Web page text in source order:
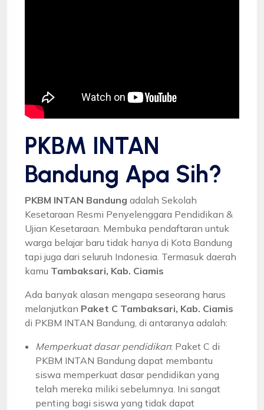
PKBM INTAN
Bandung Apa Sih?
PKBM INTAN Bandung adalah Sekolah
Kesetaraan Resmi Penyelenggara Pendidikan &
Ujian Kesetaraan. Membuka pendaftaran untuk
warga belajar baru tidak hanya di Kota Bandung
tapi juga dari seluruh Indonesia. Termasuk daerah
kamu Tambaksari, Kab. Ciamis
Ada banyak alasan mengapa seseorang harus
melanjutkan Paket C Tambaksari, Kab. Ciamis
di PKBM INTAN Bandung, di antaranya adalah:
Memperkuat dasar pendidikan: Paket C di
PKBM INTAN Bandung dapat membantu
siswa memperkuat dasar pendidikan yang
telah mereka miliki sebelumnya. Ini sangat
penting bagi siswa yang tidak dapat